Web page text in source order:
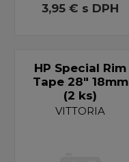
3,95 € s DPH
HP Special Rim
Tape 28" 18mm
(2 ks)
VITTORIA